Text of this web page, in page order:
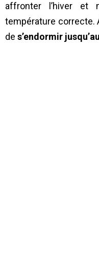
affronter l’hiver et
température correcte.
de s’endormir